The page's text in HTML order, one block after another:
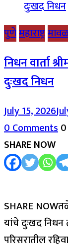
पुणेमहाराष्ट्र
निधन वार्ता
दुःखद निधन
July 15, 2026
0 Comments
SHARE NOW
SHARE
यांचे दुःखद निधन
परिसरातील